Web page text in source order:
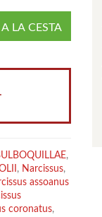
LA CESTA
,
, Narcissus,
assoanus
coronatus,
Mirandilla (Badajoz,
Biólogo especializado